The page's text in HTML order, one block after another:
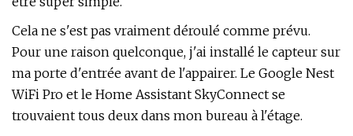
Cela ne s'est pas vraiment déroulé comme prévu.
Pour une raison quelconque, j'ai installé le capteur sur
ma porte d'entrée avant de l'appairer. Le Google Nest
WiFi Pro et le Home Assistant SkyConnect se
trouvaient tous deux dans mon bureau à l'étage.